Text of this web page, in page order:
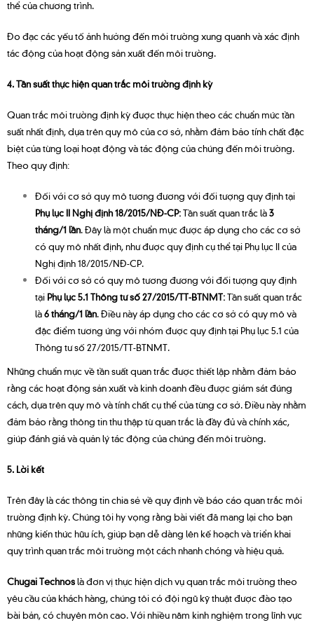
thể của chương trình.
Đo đạc các yếu tố ảnh hưởng đến môi trường xung quanh và xác định
tác động của hoạt động sản xuất đến môi trường.
4. Tần suất thực hiện quan trắc môi trường định kỳ
Quan trắc môi trường định kỳ được thực hiện theo các chuẩn mức tần
suất nhất định, dựa trên quy mô của cơ sở, nhằm đảm bảo tính chất đặc
biệt của từng loại hoạt động và tác động của chúng đến môi trường.
Theo quy định:
Đối với cơ sở quy mô tương đương với đối tượng quy định tại
Phụ lục II Nghị định 18/2015/NĐ-CP:Tần suất quan trắc là3
tháng/1 lần. Đây là một chuẩn mực được áp dụng cho các cơ sở
có quy mô nhất định, như được quy định cụ thể tại Phụ lục II của
Nghị định 18/2015/NĐ-CP.
Đối với cơ sở có quy mô tương đương với đối tượng quy định
tại Phụ lục 5.1 Thông tư số 27/2015/TT-BTNMT:Tần suất quan trắc
là6 tháng/1 lần. Điều này áp dụng cho các cơ sở có quy mô và
đặc điểm tương ứng với nhóm được quy định tại Phụ lục 5.1 của
Thông tư số 27/2015/TT-BTNMT.
Những chuẩn mực về tần suất quan trắc được thiết lập nhằm đảm bảo
rằng các hoạt động sản xuất và kinh doanh đều được giám sát đúng
cách, dựa trên quy mô và tính chất cụ thể của từng cơ sở. Điều này nhằm
đảm bảo rằng thông tin thu thập từ quan trắc là đầy đủ và chính xác,
giúp đánh giá và quản lý tác động của chúng đến môi trường.
5. Lời kết
Trên đây là các thông tin chia sẻ về quy định về báo cáo quan trắc môi
trường định kỳ. Chúng tôi hy vọng rằng bài viết đã mang lại cho bạn
những kiến thức hữu ích, giúp bạn dễ dàng lên kế hoạch và triển khai
quy trình quan trắc môi trường một cách nhanh chóng và hiệu quả.
Chugai Technoslà đơn vị thực hiện dịch vụ quan trắc môi trường theo
yêu cầu của khách hàng, chúng tôi có đội ngũ kỹ thuật được đào tạo
bài bản, có chuyên môn cao. Với nhiều năm kinh nghiệm trong lĩnh vực